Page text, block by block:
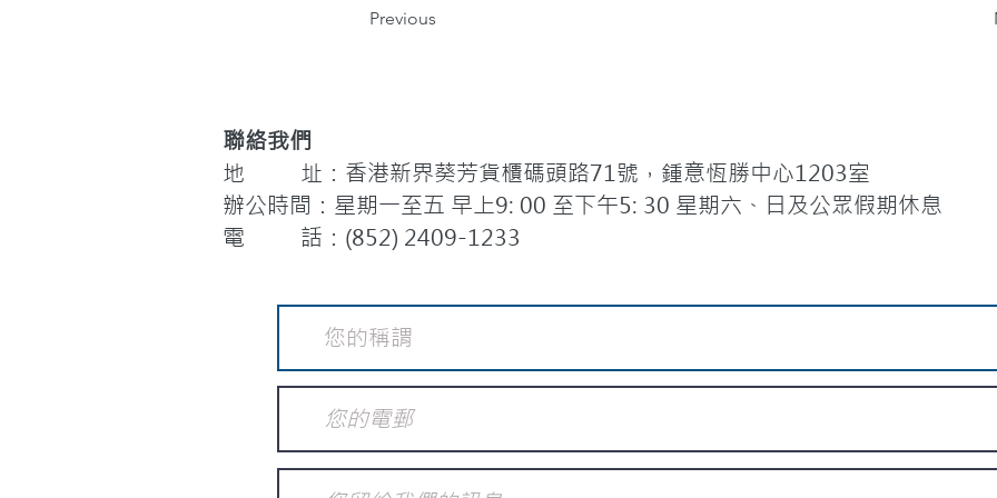
Previous
聯絡我們
地 址：香港新界葵芳貨櫃碼頭路71號，鍾意恆勝中心1203室
辦公時間：星期一至五 早上9: 00 至下午5: 30 星期六、日及公眾假期休息
電 話：(852) 2409-1233